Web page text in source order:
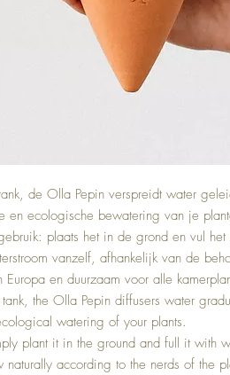
de Olla Pepin verspreidt water
en ecologische bewatering van je
plaats het in de grond en vul
vanzelf, afhankelijk van de
Europa en duurzaam voor alle
the Olla Pepin diffusers water
watering of your plants.
plant it in the ground and full it with
naturally according to the nerds of the